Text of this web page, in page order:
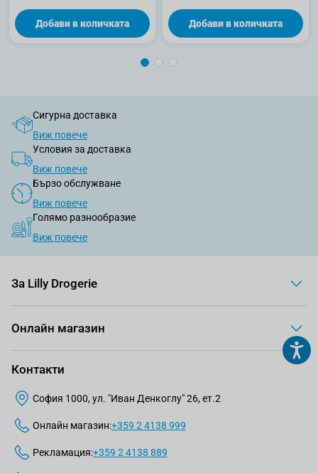
Добави в количката Добави в количката
Сигурна доставка
Виж повече
Условия за доставка
Виж повече
Бързо обслужване
Виж повече
Голямо разнообразие
Виж повече
За Lilly Drogerie
Онлайн магазин
Контакти
София 1000, ул. "Иван Денкоглу" 26, ет.2
Онлайн магазин:+359 2 4138 999
Рекламация:+359 2 4138 889